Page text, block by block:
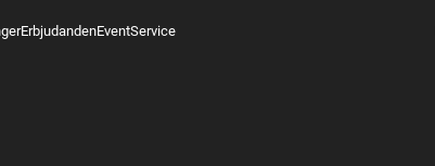
ErbjudandenEventService